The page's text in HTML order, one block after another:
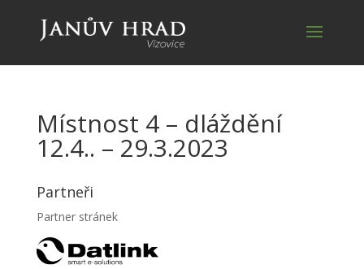
Místnost 4 – dláždění
12.4.. – 29.3.2023
Partneři
Partner stránek